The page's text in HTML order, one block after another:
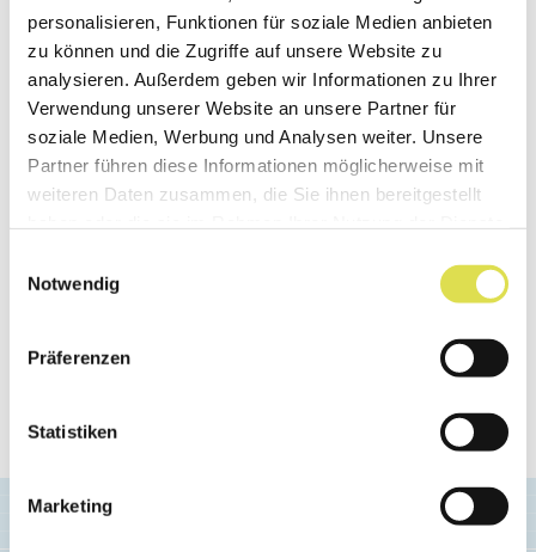
personalisieren, Funktionen für soziale Medien anbieten
zu können und die Zugriffe auf unsere Website zu
analysieren. Außerdem geben wir Informationen zu Ihrer
Verwendung unserer Website an unsere Partner für
soziale Medien, Werbung und Analysen weiter. Unsere
Partner führen diese Informationen möglicherweise mit
weiteren Daten zusammen, die Sie ihnen bereitgestellt
Notwendig
Präferenzen
Statistiken
Marketing
werden. Sie sind aber wichtig um den Muskel
nach dem Sport wieder aufzubauen. Spezielle
Proteinriegel sind vor allem zur Regeneration
nach dem Sport und zum Muskelaufbau
gedacht.
Und wie machen das eigentlich richtige
Hier
findest du mehr Infos dazu.
Zuletzt geändert: 28.09.2022
Erstellt: 10.10.2012